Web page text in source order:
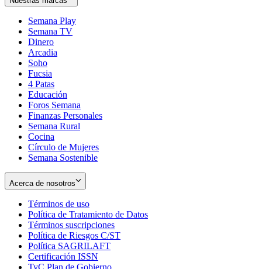
Semana Play
Semana TV
Dinero
Arcadia
Soho
in
new
window
Fucsia
in
new
window
4 Patas
Educación
Foros Semana
Finanzas Personales
Semana Rural
Cocina
Círculo de Mujeres
Semana Sostenible
Acerca de nosotros
Términos de uso
in
new
window
Política de Tratamiento de Datos
Términos suscripciones
in
Política de Riesgos C/ST
Política SAGRILAFT
new
Certificación ISSN
in
TyC Plan de Gobierno